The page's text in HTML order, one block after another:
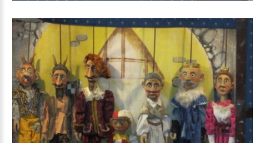
Kašpárek_4